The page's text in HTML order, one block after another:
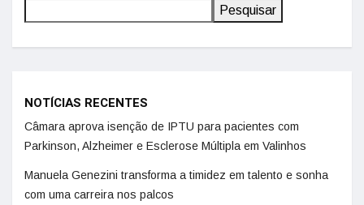
Pesquisar
NOTÍCIAS RECENTES
Câmara aprova isenção de IPTU para pacientes com
Parkinson, Alzheimer e Esclerose Múltipla em Valinhos
Manuela Genezini transforma a timidez em talento e sonha
com uma carreira nos palcos